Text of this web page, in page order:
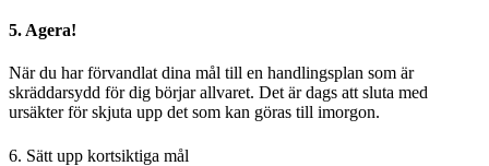
5. Agera!
När du har förvandlat dina mål till en handlingsplan som är
skräddarsydd för dig börjar allvaret. Det är dags att sluta med
ursäkter för skjuta upp det som kan göras till imorgon.
6. Sätt upp kortsiktiga mål